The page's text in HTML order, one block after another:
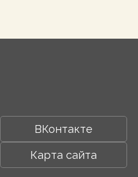
ВКонтакте
Карта сайта